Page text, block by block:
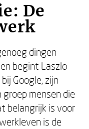
De
dingen
begint Laszlo
Google, zijn
groep mensen die
belangrijk is voor
is de